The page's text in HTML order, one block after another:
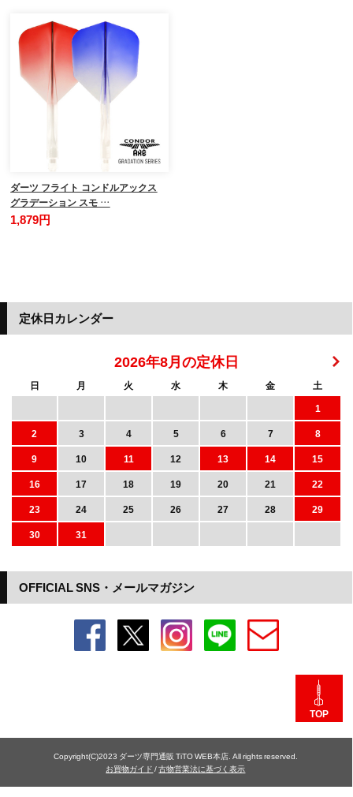
ダーツ フライト コンドルアックス
グラデーション スモ …
1,879円
OFFICIAL SNS・メールマガジン
定休日カレンダー
2026年8月の定休日
日 月 火 水 木 金
土
1
2
3 4 5 6 7
8
9
10 11 12 13 14
15
16
17 18 19 20 21
22
23
24 25 26 27 28
29
30
31
TOP
Copyright(C)2023 ダーツ専門通販 TiTO WEB本店. All rights reserved.
お買物ガイド /古物営業法に基づく表示